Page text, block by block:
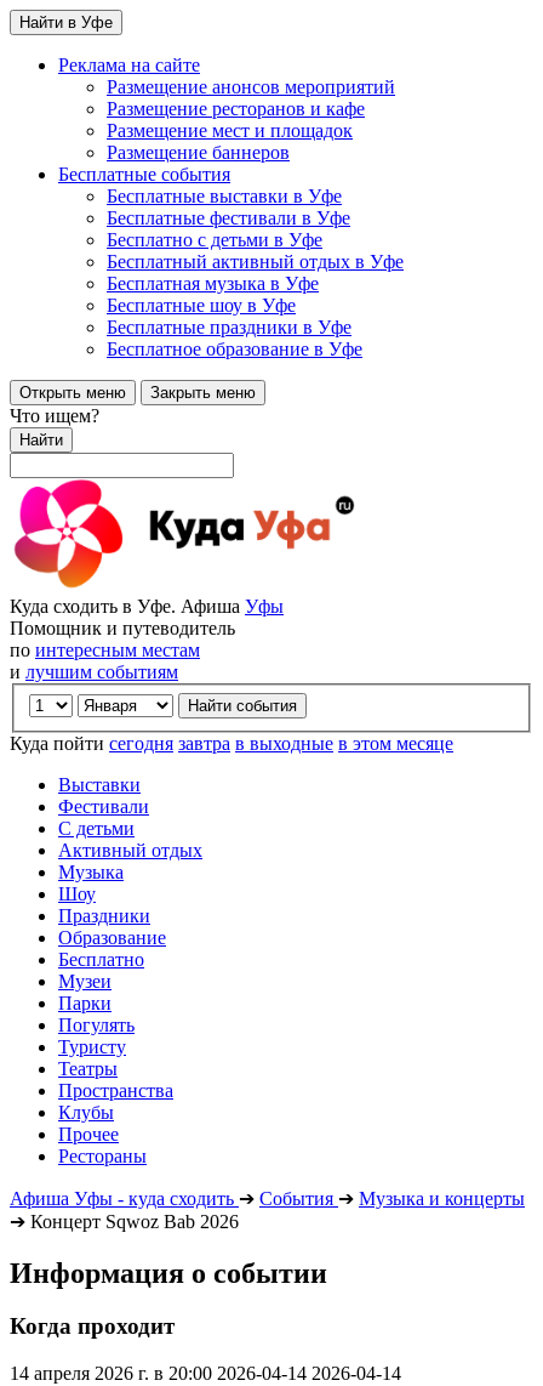
Найти в Уфе
Реклама на сайте
Размещение анонсов мероприятий
Размещение ресторанов и кафе
Размещение мест и площадок
Размещение баннеров
Бесплатные события
Бесплатные выставки в Уфе
Бесплатные фестивали в Уфе
Бесплатно с детьми в Уфе
Бесплатный активный отдых в Уфе
Бесплатная музыка в Уфе
Бесплатные шоу в Уфе
Бесплатные праздники в Уфе
Бесплатное образование в Уфе
Открыть меню Закрыть меню
Что ищем?
Найти
Куда сходить в Уфе. Афиша Уфы
Помощник и путеводитель
по интересным местам
и лучшим событиям
Куда пойти сегодня завтра в выходные в этом месяце
Выставки
Фестивали
С детьми
Активный отдых
Музыка
Шоу
Праздники
Образование
Бесплатно
Музеи
Парки
Погулять
Туристу
Театры
Пространства
Клубы
Прочее
Рестораны
Афиша Уфы - куда сходить ➔ События ➔ Музыка и концерты
➔ Концерт Sqwoz Bab 2026
Информация о событии
Когда проходит
14 апреля 2026 г. в 20:00 2026-04-14 2026-04-14